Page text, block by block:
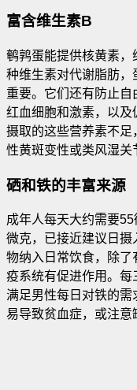
富含维生素B
鹌鹑蛋能提供核黄素，
种维生素对代谢脂肪
重要。它们还有防止
红血细胞和激素，以
摄取的这些营养素不
性黄斑变性或类风湿关
硒和铁的丰富来源
成年人每天大约需要
微克，已接近建议日
物纳入日常饮食，除
疫系统有促进作用。
满足男性每日对铁的
易导致贫血症，或注意